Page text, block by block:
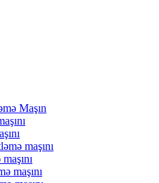
Maşın
maşını
maşını